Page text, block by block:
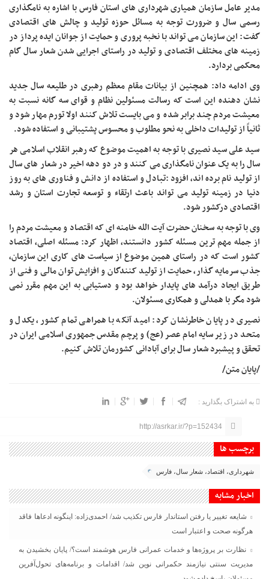
مدیر عامل سازمان همیاری شهرداری های استان فارس با اشاره به نامگذاری
رسمی سال و ضرورت توجه به مسائل حوزه تولید و چالش های اقتصادی
گفت: این سازمان می تواند با نخبه پروری و حمایت از جوانان ایده پرداز در
زمینه های مختلف اقتصادی و تولید در راستای اجرایی شدن شعار سال گام
محکمی بردارد.
وی ادامه داد: همچنین از بیانات مقام معظم رهبری در طلیعه سال جدید
نشان دهنده این است که رسالت مسئولین نظام و قوای سه گانه نسبت به
معیشت مردم چند برابر شده و می بایست تلاش کنند اولا تورم مهار شود و
ثانیاً از تولیدات داخلی به نحو مطلوب و محسوس پشتیبانی و استفاده شود.
سید علی سید نصیری با توجه به اهمیت موضوع که رهبر انقلاب اسلامی هر
سال را به یک عنوان نامگذاری می کنند و در دو دهه اخیر در شعار های سال
از تولید نام برده اند، افزود :تبادل و استفاده از دانش و فناوری های به روز
دنیا در زمینه تولید می تواند باعث ارتقاء و توسعه تجارت استان و رشد
اقتصادی درکشور شود.
وی با توجه به سخنان حضرت آیت الله خامنه ای که اقتصاد و معیشت مردم را
از جمله مهم ترین مسئله کشور دانستند، اظهار کرد: مسئله اصلی، اقتصاد
کشور است که در راستای همین موضوع از سیاست های کاری این سازمان،
جذب سرمایه گذار، حمایت از تولید کنندگان و افزایش توان مالی و فنی از
طریق ایجاد درآمد های پایدار خواهد بود و دستیابی به این مهم مقرر نمی
شود مگر با همدلی و همکاری مسئولان.
نصیری در پایان خاطرنشان کرد: امید آنکه با همراهی تمام کشور، یکدل و
متحد در زیر سایه امام عصر (عج) و پرچم مقدس جمهوری اسلامی ایران در
تحقق و پیشبرد شعار سال برای آبادانی کشورمان تلاش کنیم.
/پایان متن/
به اشتراک بگذارید :
http://asrkar.ir/?p=152434
برچسب ها
شهرداری، اقتصاد، شعار سال، فارس
اخبار مشابه
شایعه تغییر یا رفتن استاندار فارس تکذیب شد/ احمدی‌زاده: اینگونه ادعاها فاقد
هرگونه صحت و اعتبار است
نظارت بر پروژه‌ها و خدمات عمرانی فارس هوشمند است؟/ پایان بخشیدن به
مدیریت سنتی نیازمند حکمرانی نوین شد/ اقدامات و برنامه‌های تحول‌آفرین